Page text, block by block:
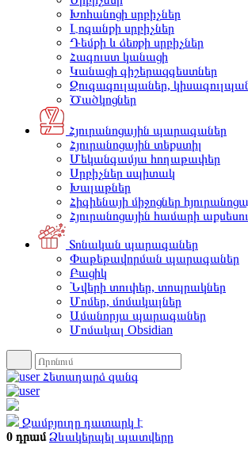
Խոհանոցի սրբիչներ
Լոգանքի սրբիչներ
Դեմքի և ձեռքի սրբիչներ
Հագուստ կանացի
Կանացի գիշերազգեստներ
Զուգագուլպաներ,
Ծածկոցներ
Հյուրանոցային պարագաներ
Հյուրանոցային տեքստիլ
Մեկանգամյա հողաթափեր
Սրբիչներ սպիտակ
Խալաթներ
Հիգիենայի միջոցներ
Հյուրանոցային համարի
Տոնական պարագաներ
Փաթեթավորման պարագաներ
Բացիկ
Նվերի տուփեր, տոպրակներ
Մոմեր, մոմակալներ
Ամանորյա պարագաներ
Մոմակալ Obsidian
Հետադարձ զանգ
Զամբյուղը դատարկ է
0 դրամ Ձևակերպել պատվերը